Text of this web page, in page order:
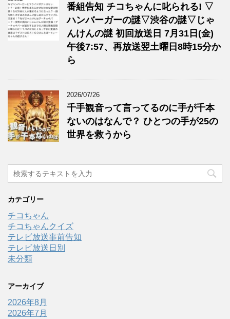
番組告知 チコちゃんに叱られる! ▽
ハンバーガーの謎▽渋谷の謎▽じゃ
んけんの謎 初回放送日 7月31日(金)
午後7:57、再放送翌土曜日8時15分か
ら
2026/07/26
千手観音って言ってるのに手が千本
ないのはなんで？ ひとつの手が25の
世界を救うから
カテゴリー
チコちゃん
チコちゃんクイズ
テレビ放送事前告知
テレビ放送日別
未分類
アーカイブ
2026年8月
2026年7月